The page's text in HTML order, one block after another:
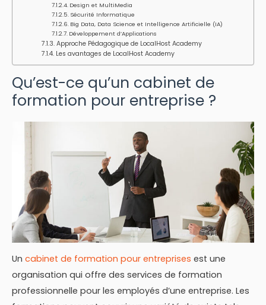
Design et MultiMedia
Sécurité Informatique
Big Data, Data Science et Intelligence Artificielle (IA)
Développement d’Applications
Approche Pédagogique de LocalHost Academy
Les avantages de LocalHost Academy
Qu’est-ce qu’un cabinet de
formation pour entreprise ?
Un cabinet de formation pour entreprises est une
organisation qui offre des services de formation
professionnelle pour les employés d’une entreprise. Les